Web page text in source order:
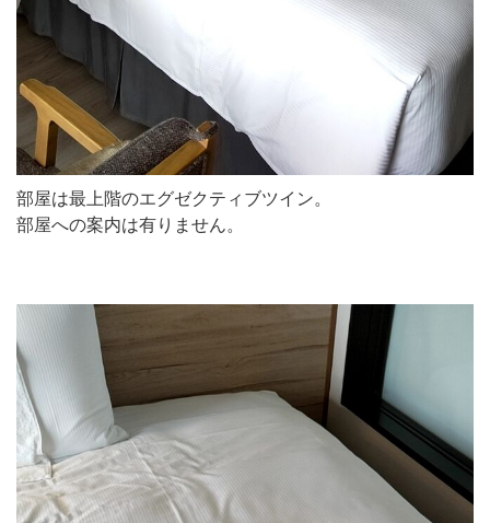
部屋は最上階のエグゼクティブツイン。
部屋への案内は有りません。